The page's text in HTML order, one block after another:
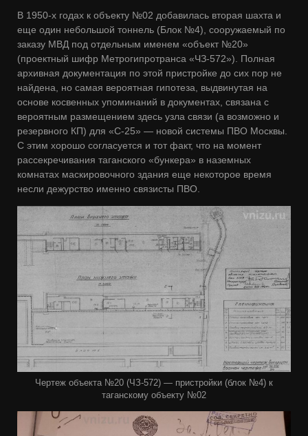
В 1950-х годах к объекту №02 добавилась вторая шахта и
еще один небольшой тоннель (Блок №4), сооружаемый по
заказу МВД под отдельным именем «объект №20»
(проектный шифр Метрогипротранса «ЧЗ-572»). Полная
архивная документация по этой пристройке до сих пор не
найдена, но самая вероятная гипотеза, выдвинутая на
основе косвенных упоминаний в документах, связана с
вероятным размещением здесь узла связи (а возможно и
резервного КП) для «С-25» — новой системы ПВО Москвы.
С этим хорошо согласуется и тот факт, что на момент
рассекречивания таганского «бункера» в наземных
комнатах маскировочного здания еще некоторое время
несли дежурство именно связисты ПВО.
Чертеж объекта №20 (ЧЗ-572) — пристройки (блок №4) к
таганскому объекту №02